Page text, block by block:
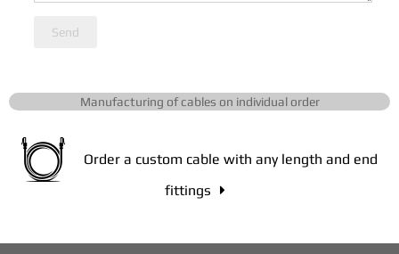
Send
Manufacturing of cables on individual order
Order a custom cable with any length and end
fittings
